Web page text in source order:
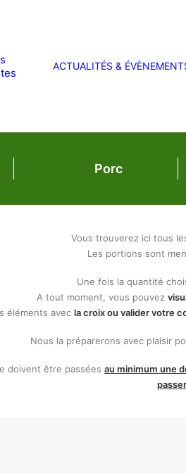
ACTUALITÉS &
Porc
Vous trouverez ici tous
Les portions sont
Une fois la quantité
A tout moment, vous pouvez
éléments avec la croix ou valider votre
Nous la préparerons avec plaisir
doivent être passées au minimum une